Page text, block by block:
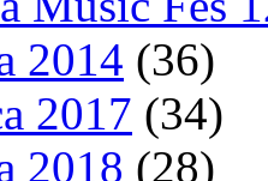
2014 (36)
2017 (34)
2018 (28)